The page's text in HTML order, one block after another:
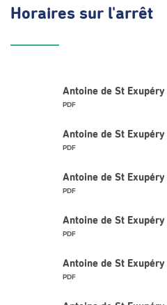
Horaires sur l'arrêt
Antoine de St Exupéry
PDF
Antoine de St Exupéry
PDF
Antoine de St Exupéry
PDF
Antoine de St Exupéry
PDF
Antoine de St Exupéry
PDF